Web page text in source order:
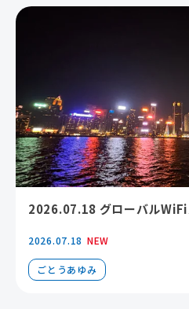
ごとうあゆみ
2026.07.18 グローバルWiFi
2026.07.18 NEW